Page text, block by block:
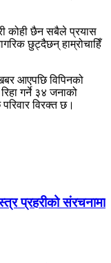
कोही छैन सबैले प्रयास
छुट्दैछन् हाम्रोचाहिँ
आएपछि विपिनको
गर्ने ३४ जनाको
विरक्त छ।
प्रहरीको संरचनामा